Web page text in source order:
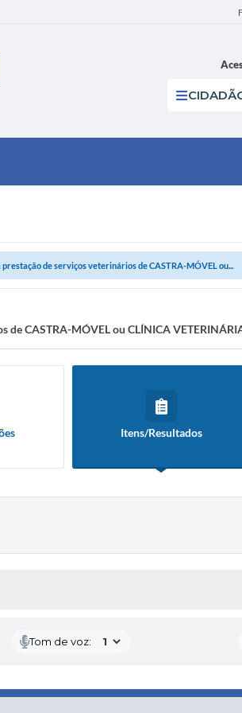
de serviços veterinários de CASTRA-MÓVEL ou...
CASTRA-MÓVEL ou CLÍNICA
Itens/Resultados
Tom de voz: